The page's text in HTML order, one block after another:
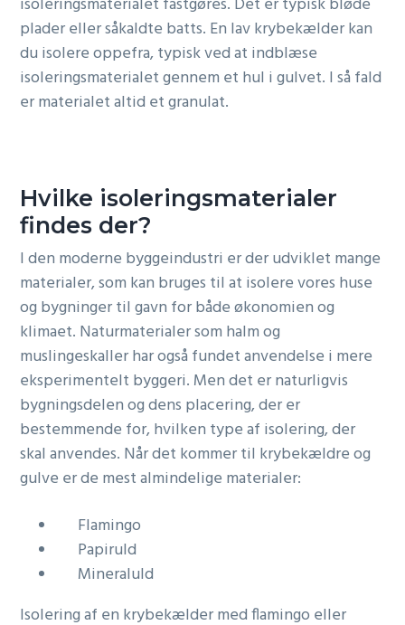
plader eller såkaldte batts. En lav krybekælder kan
du isolere oppefra, typisk ved at indblæse
isoleringsmaterialet gennem et hul i gulvet. I så fald
er materialet altid et granulat.
Hvilke isoleringsmaterialer
findes der?
I den moderne byggeindustri er der udviklet mange
materialer, som kan bruges til at isolere vores huse
og bygninger til gavn for både økonomien og
klimaet. Naturmaterialer som halm og
muslingeskaller har også fundet anvendelse i mere
eksperimentelt byggeri. Men det er naturligvis
bygningsdelen og dens placering, der er
bestemmende for, hvilken type af isolering, der
skal anvendes. Når det kommer til krybekældre og
gulve er de mest almindelige materialer:
Flamingo
Papiruld
Mineraluld
Isolering af en krybekælder med flamingo eller